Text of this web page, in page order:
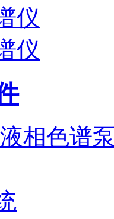
仪
仪
相色谱